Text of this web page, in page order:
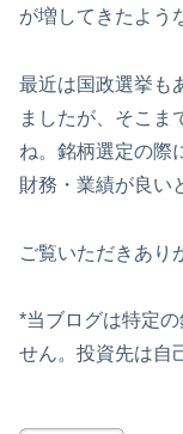
が増してきたよう
最近は国政選挙も
ましたが、そこま
ね。銘柄選定の際
財務・業績が良い
ご覧いただきあり
*当ブログは特定
せん。投資先は自